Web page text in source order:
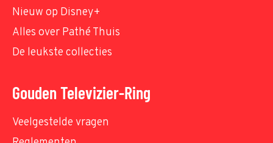
Nieuw op Disney+
Alles over Pathé Thuis
De leukste collecties
Gouden Televizier-Ring
Veelgestelde vragen